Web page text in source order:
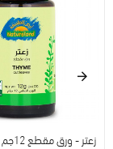
زعتر - ورق مقطع 12جم عضوي